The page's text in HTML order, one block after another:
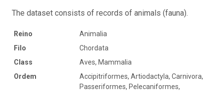
The dataset consists of records of animals (fauna).
Reino
Animalia
Filo
Chordata
Class
Aves, Mammalia
Ordem
Accipitriformes, Artiodactyla, Carnivora,
Passeriformes, Pelecaniformes,